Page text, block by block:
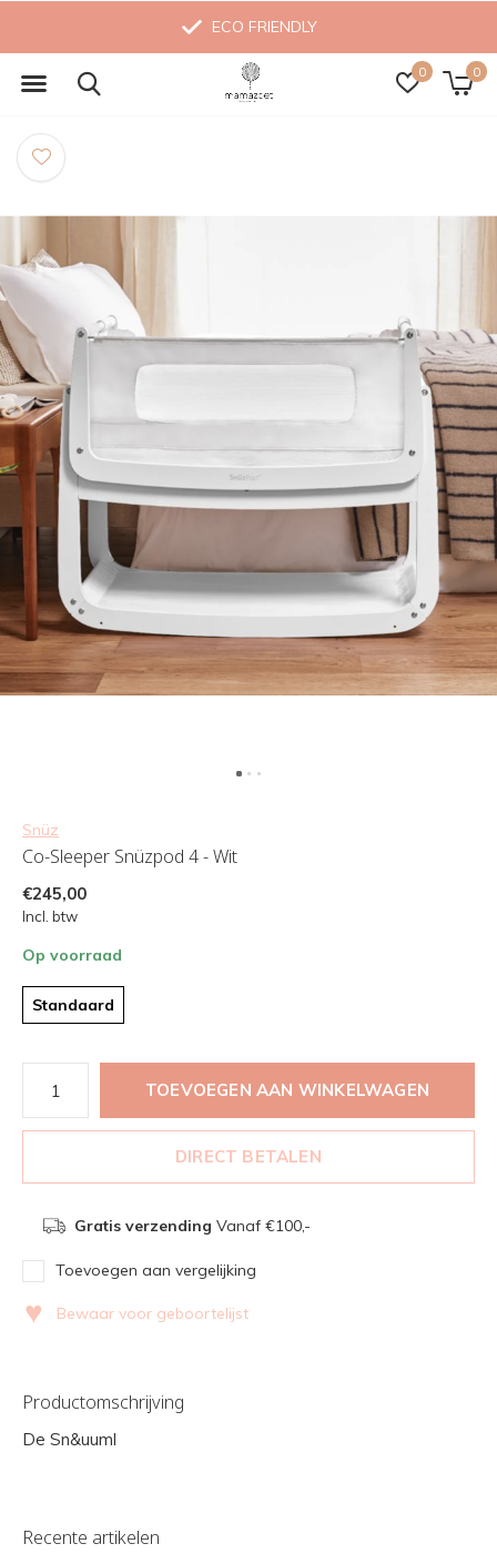
0 0
ECO FRIENDLY
Snüz
Co-Sleeper Snüzpod 4 - Wit
€245,00
Incl. btw
Op voorraad
Standaard
TOEVOEGEN AAN WINKELWAGEN
DIRECT BETALEN
Gratis verzending Vanaf €100,-
Toevoegen aan vergelijking
♥ Bewaar voor geboortelijst
Productomschrijving
De Sn&uuml
Recente artikelen